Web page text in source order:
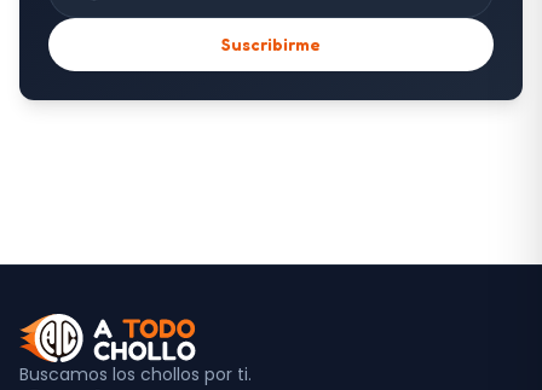
Suscribirme
Buscamos los chollos por ti.